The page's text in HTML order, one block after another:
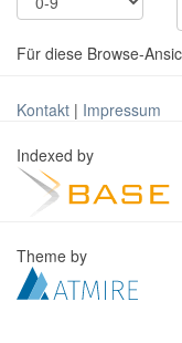
Für diese Browse-
Kontakt | Impressum
Indexed by
Theme by